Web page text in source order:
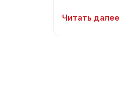
Читать далее